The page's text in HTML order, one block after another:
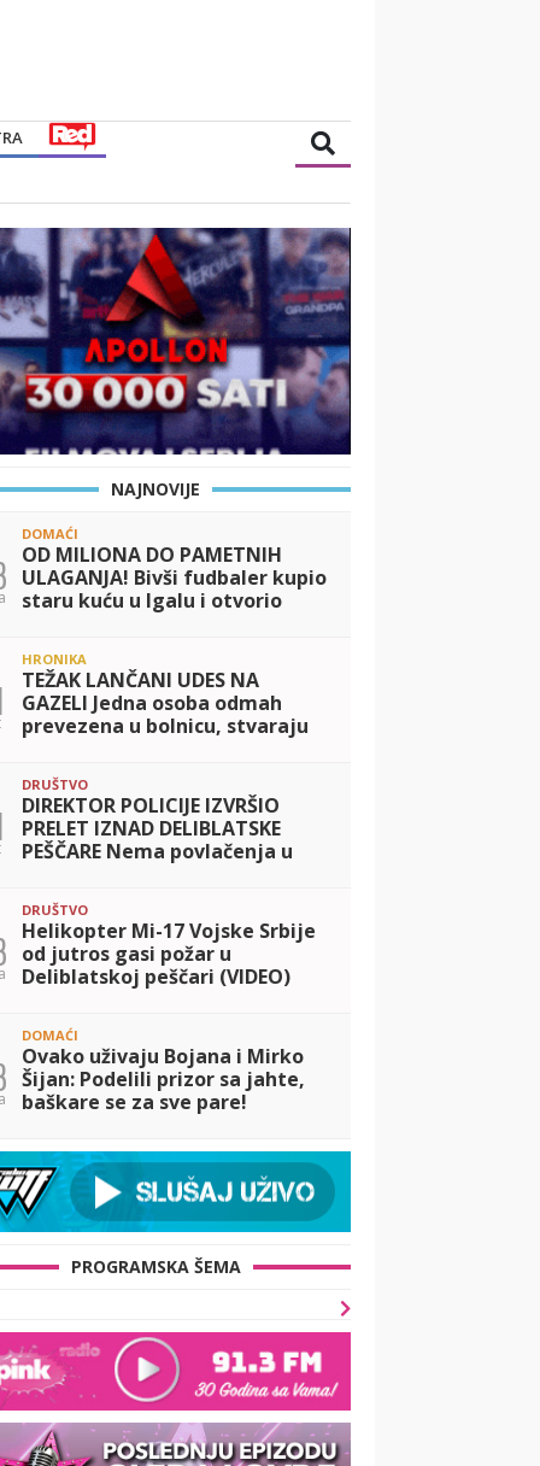
NAJNOVIJE
DOMAĆI
OD MILIONA DO PAMETNIH
ULAGANJA! Bivši fudbaler kupio
staru kuću u Igalu i otvorio
supru
HRONIKA
TEŽAK LANČANI UDES NA
GAZELI Jedna osoba odmah
prevezena u bolnicu, stvaraju
DRUŠTVO
DIREKTOR POLICIJE IZVRŠIO
PRELET IZNAD DELIBLATSKE
PEŠČARE Nema povlačenja u
ljudi, prirode i imovine
prioritet MUP-a
DRUŠTVO
Helikopter Mi-17 Vojske Srbije
od jutros gasi požar u
Deliblatskoj peščari (VIDEO)
DOMAĆI
Ovako uživaju Bojana i Mirko
Šijan: Podelili prizor sa jahte,
baškare se za sve pare!
PROGRAMSKA ŠEMA